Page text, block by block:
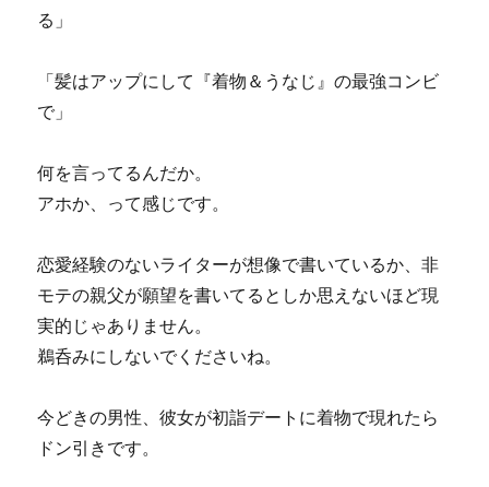
る」
「髪はアップにして『着物＆うなじ』の最強コンビ
で」
何を言ってるんだか。
アホか、って感じです。
恋愛経験のないライターが想像で書いているか、非
モテの親父が願望を書いてるとしか思えないほど現
実的じゃありません。
鵜呑みにしないでくださいね。
今どきの男性、彼女が初詣デートに着物で現れたら
ドン引きです。